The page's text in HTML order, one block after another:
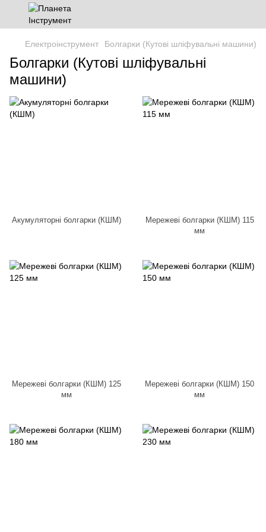
Електроінструмент Болгарки (Кутові шліфувальні машини)
Болгарки (Кутові шліфувальні
машини)
Акумуляторні болгарки (КШМ)
Мережеві болгарки (КШМ) 115
мм
Мережеві болгарки (КШМ) 125
мм
Мережеві болгарки (КШМ) 150
мм